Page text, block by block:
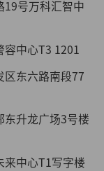
19号万科汇智中
中心T3 1201
区东六路南段77
东升龙广场3号楼
来中心T1写字楼